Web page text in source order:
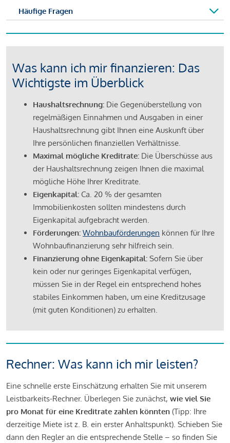
Häufige Fragen
Was kann ich mir finanzieren: Das
Wichtigste im Überblick
Haushaltsrechnung: Die Gegenüberstellung von
regelmäßigen Einnahmen und Ausgaben in einer
Haushaltsrechnung gibt Ihnen eine Auskunft über
Ihre persönlichen finanziellen Verhältnisse.
Maximal mögliche Kreditrate: Die Überschüsse aus
der Haushaltsrechnung zeigen Ihnen die maximal
mögliche Höhe Ihrer Kreditrate.
Eigenkapital: Ca. 20 % der gesamten
Immobilienkosten sollten mindestens durch
Eigenkapital aufgebracht werden.
Förderungen: Wohnbauförderungen können für Ihre
Wohnbaufinanzierung sehr hilfreich sein.
Finanzierung ohne Eigenkapital: Sofern Sie über
kein oder nur geringes Eigenkapital verfügen,
müssen Sie in der Regel ein entsprechend hohes
stabiles Einkommen haben, um eine Kreditzusage
(mit guten Konditionen) zu erhalten.
Rechner: Was kann ich mir leisten?
Eine schnelle erste Einschätzung erhalten Sie mit unserem
Leistbarkeits-Rechner. Überlegen Sie zunächst, wie viel Sie
pro Monat für eine Kreditrate zahlen könnten (Tipp: Ihre
derzeitige Miete ist z. B. ein erster Anhaltspunkt). Schieben Sie
dann den Regler an die entsprechende Stelle – so finden Sie